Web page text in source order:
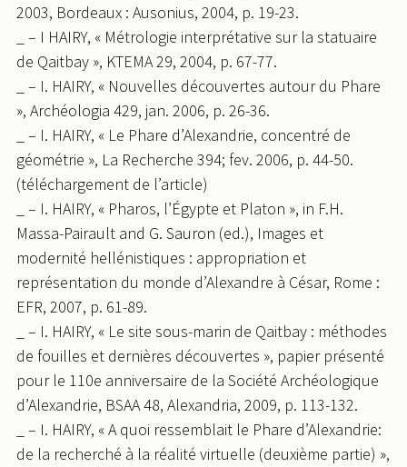
2003, Bordeaux : Ausonius, 2004, p. 19-23.
_ – I HAIRY, « Métrologie interprétative sur la statuaire
de Qaitbay », KTEMA 29, 2004, p. 67-77.
_ – I. HAIRY, « Nouvelles découvertes autour du Phare
», Archéologia 429, jan. 2006, p. 26-36.
_ – I. HAIRY, « Le Phare d’Alexandrie, concentré de
géométrie », La Recherche 394; fev. 2006, p. 44-50.
(téléchargement de l’article)
_ – I. HAIRY, « Pharos, l’Égypte et Platon », in F.H.
Massa-Pairault and G. Sauron (ed.), Images et
modernité hellénistiques : appropriation et
représentation du monde d’Alexandre à César, Rome :
EFR, 2007, p. 61-89.
_ – I. HAIRY, « Le site sous-marin de Qaitbay : méthodes
de fouilles et dernières découvertes », papier présenté
pour le 110e anniversaire de la Société Archéologique
d’Alexandrie, BSAA 48, Alexandria, 2009, p. 113-132.
_ – I. HAIRY, « A quoi ressemblait le Phare d’Alexandrie:
de la recherché à la réalité virtuelle (deuxième partie) »,